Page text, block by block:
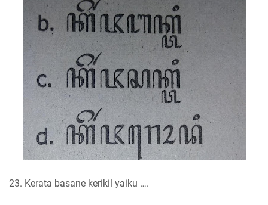
23. Kerata basane kerikil yaiku ….